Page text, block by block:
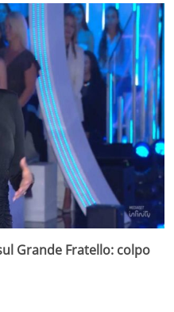
Grande Fratello: colpo